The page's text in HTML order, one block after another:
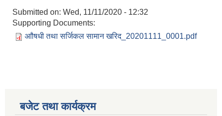
Submitted on: Wed, 11/11/2020 - 12:32
Supporting Documents:
आौषधी तथा सर्जिकल सामान खरिद_20201111_0001.pdf
बजेट तथा कार्यक्रम